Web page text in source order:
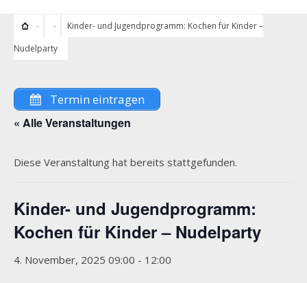
Kinder- und Jugendprogramm: Kochen für Kinder –
Nudelparty
Termin eintragen
« Alle Veranstaltungen
Diese Veranstaltung hat bereits stattgefunden.
Kinder- und Jugendprogramm:
Kochen für Kinder – Nudelparty
4. November, 2025 09:00 - 12:00